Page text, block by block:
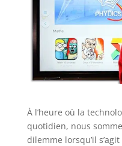
À l’heure où la
quotidien, nous
dilemme lorsqu’il